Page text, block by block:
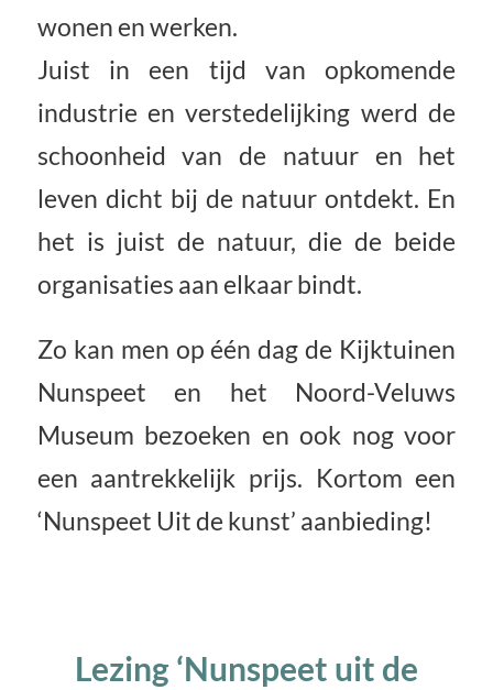
wonen en werken.
Juist in een tijd van opkomende
industrie en verstedelijking werd de
schoonheid van de natuur en het
leven dicht bij de natuur ontdekt. En
het is juist de natuur, die de beide
organisaties aan elkaar bindt.
Zo kan men op één dag de Kijktuinen
Nunspeet en het Noord-Veluws
Museum bezoeken en ook nog voor
een aantrekkelijk prijs. Kortom een
‘Nunspeet Uit de kunst’ aanbieding!
Lezing ‘Nunspeet uit de